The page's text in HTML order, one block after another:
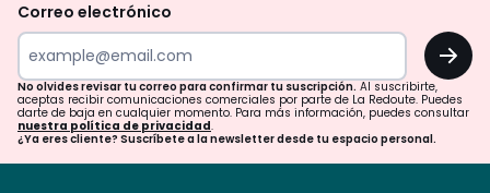
tu
para
confirmar
tu
suscripción.
Correo electrónico
OK
No olvides revisar tu correo para confirmar tu suscripción. Al suscribirte,
aceptas recibir comunicaciones comerciales por parte de La Redoute. Puedes
darte de baja en cualquier momento. Para más información, puedes consultar
nuestra política de privacidad.
¿Ya eres cliente? Suscríbete a la newsletter desde tu espacio personal.